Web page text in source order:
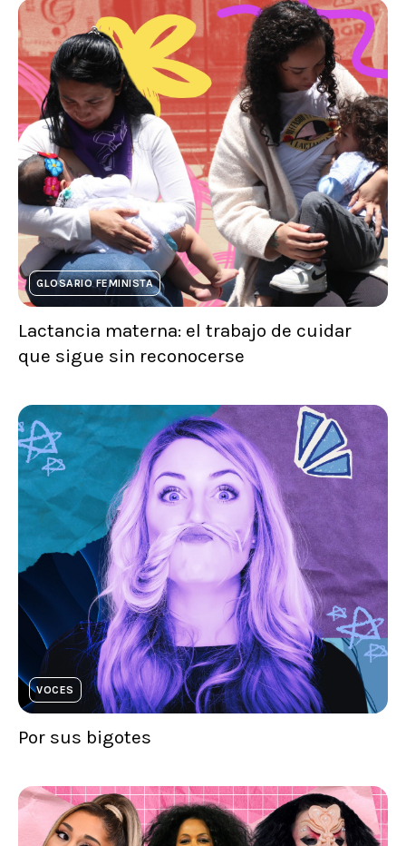
GLOSARIO FEMINISTA
Lactancia materna: el trabajo de cuidar
que sigue sin reconocerse
VOCES
Por sus bigotes